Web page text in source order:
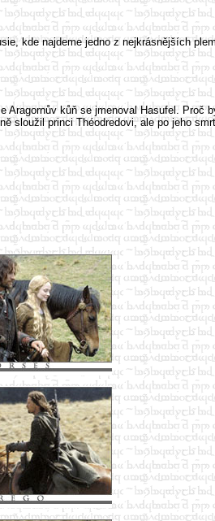
kde najdeme jedno z nejkrásnějších
kůň se jmenoval Hasufel. Proč
sloužil princi Théodredovi, ale po jeho